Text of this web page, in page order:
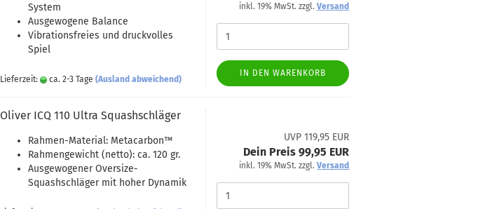
System
Ausgewogene Balance
Vibrationsfreies und druckvolles
Spiel
Lieferzeit: ca. 2-3 Tage (Ausland abweichend)
inkl. 19% MwSt. zzgl.Versand
IN DEN WARENKORB
Oliver ICQ 110 Ultra Squashschläger
Rahmen-Material: Metacarbon™
Rahmengewicht (netto): ca. 120 gr.
Ausgewogener Oversize-
Squashschläger mit hoher Dynamik
UVP 119,95 EUR
Dein Preis 99,95 EUR
inkl. 19% MwSt. zzgl.Versand